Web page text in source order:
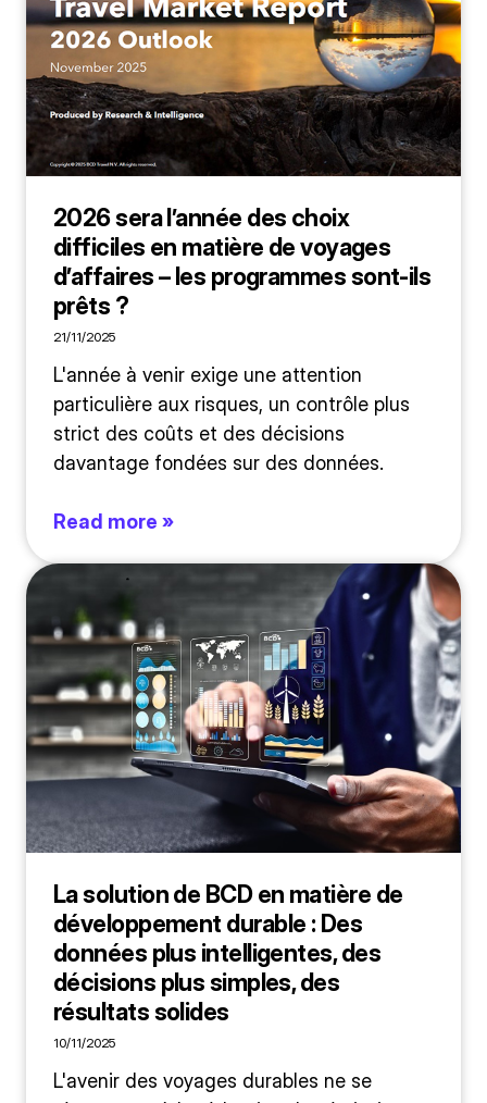
2026 sera l’année des choix
difficiles en matière de voyages
d’affaires – les programmes sont-ils
prêts ?
21/11/2025
L'année à venir exige une attention
particulière aux risques, un contrôle plus
strict des coûts et des décisions
davantage fondées sur des données.
Read more »
La solution de BCD en matière de
développement durable : Des
données plus intelligentes, des
décisions plus simples, des
résultats solides
10/11/2025
L'avenir des voyages durables ne se